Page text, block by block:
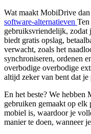
Wat maakt MobiDrive
software-alternatieven
gebruiksvriendelijk, zodat
biedt gratis opslag,
verwacht, zoals het
synchroniseren, ordenen
overbodige overbodige
altijd zeker van bent dat
En het beste? We
gebruiken gemaakt op
mobiel is, waardoor je
manier te doen, wanneer